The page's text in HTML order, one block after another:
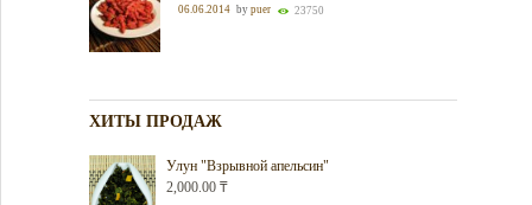
06.06.2014 by puer 23750
ХИТЫ ПРОДАЖ
Улун "Взрывной апельсин"
2,000.00 ₸